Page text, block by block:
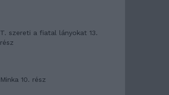
T. szereti a fiatal lányokat 13.
rész
Minka 10. rész